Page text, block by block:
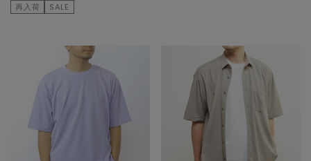
再入荷 SALE